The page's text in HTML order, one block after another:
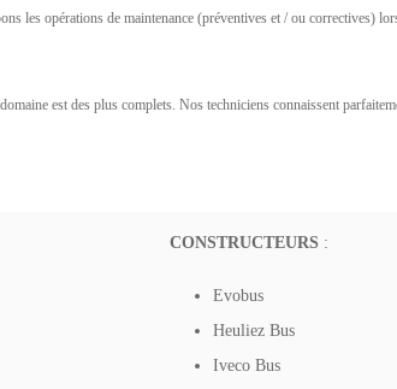
les opérations de maintenance (préventives et / ou correctives)
est des plus complets. Nos techniciens connaissent
CONSTRUCTEURS :
Evobus
Heuliez Bus
Iveco Bus